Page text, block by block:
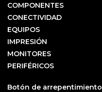
COMPONENTES
CONECTIVIDAD
EQUIPOS
IMPRESIÓN
MONITORES
PERIFÉRICOS
Botón de arrepentimiento